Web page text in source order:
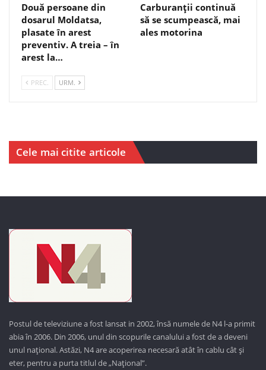
Două persoane din
dosarul Moldatsa,
plasate în arest
preventiv. A treia – în
arest la…
Carburanții continuă
să se scumpească, mai
ales motorina
PREC. URM.
Cele mai citite articole
Postul de televiziune a fost lansat in 2002, însă numele de N4 l-a primit
abia în 2006. Din 2006, unul din scopurile canalului a fost de a deveni
unul național. Astăzi, N4 are acoperirea necesară atât în cablu cât și
eter, pentru a purta titlul de „Național”.